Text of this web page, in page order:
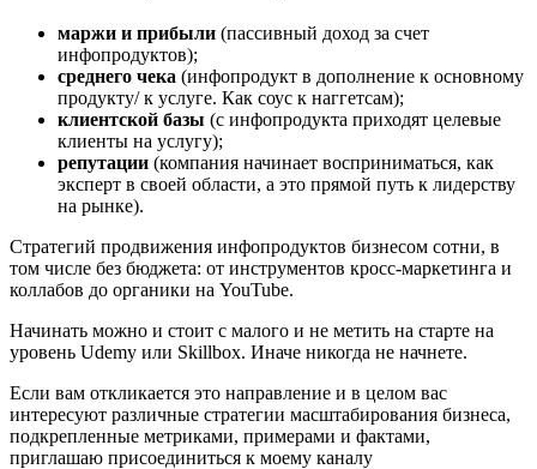
маржи и прибыли (пассивный доход за счет
инфопродуктов);
среднего чека (инфопродукт в дополнение к основному
продукту/ к услуге. Как соус к наггетсам);
клиентской базы (с инфопродукта приходят целевые
клиенты на услугу);
репутации (компания начинает восприниматься, как
эксперт в своей области, а это прямой путь к лидерству
на рынке).
Стратегий продвижения инфопродуктов бизнесом сотни, в
том числе без бюджета: от инструментов кросс-маркетинга и
коллабов до органики на YouTube.
Начинать можно и стоит с малого и не метить на старте на
уровень Udemy или Skillbox. Иначе никогда не начнете.
Если вам откликается это направление и в целом вас
интересуют различные стратегии масштабирования бизнеса,
подкрепленные метриками, примерами и фактами,
приглашаю присоединиться к моему каналу